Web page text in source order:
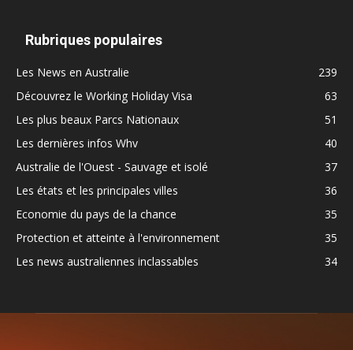
Rubriques populaires
Les News en Australie
239
Découvrez le Working Holiday Visa
63
Les plus beaux Parcs Nationaux
51
Les dernières infos Whv
40
Australie de l'Ouest - Sauvage et isolé
37
Les états et les principales villes
36
Economie du pays de la chance
35
Protection et atteinte à l'environnement
35
Les news australiennes inclassables
34